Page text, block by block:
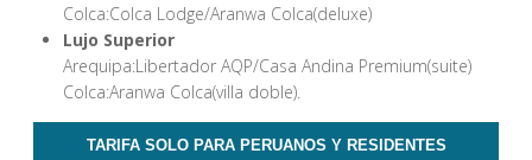
Colca:Colca Lodge/Aranwa Colca(deluxe)
Lujo Superior
Arequipa:Libertador AQP/Casa Andina Premium(suite)
Colca:Aranwa Colca(villa doble).